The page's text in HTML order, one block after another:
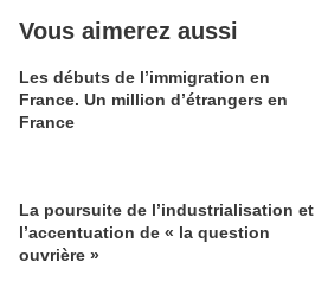
Vous aimerez aussi
Les débuts de l’immigration en
France. Un million d’étrangers en
France
La poursuite de l’industrialisation et
l’accentuation de « la question
ouvrière »